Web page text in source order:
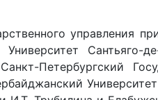
управления
Сантьяго-
Петербургский